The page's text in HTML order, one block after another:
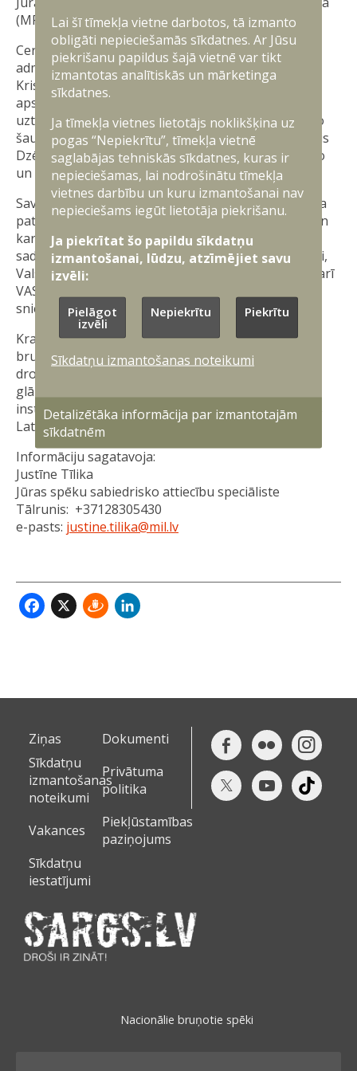
(MRCC) priekšnieka pienākumus.
Ceremonijas laikā Jūras spēku komandieris flotiles
admirālis Māris Polencs pateicās komandkapteinim
Kristam Kristlībam par viņa ieguldīto darbu Krasta
apsardzes dienesta attīstībā, profesionalitāti un
uzticību dienestam. Viņš arī uzsvēra, ka nav mazāko
šaubu, ka jaunais priekšnieks komandleitnants Tālis
Dzērve veiksmīgi un ar pārliecību pildīs šo nozīmīgo
un atbildīgo amatu.
Savā uzrunā komandkapteinis Krists Kristlībs izteica
pateicību Krasta apsardzes dienesta komandai - gan
karavīriem, gan civilajiem darbiniekiem, kā arī
sadarbības partneriem, tostarp Valsts robežsardzei,
Valsts ugunsdzēsības un glābšanas dienestam, kā arī
VAS “Latvijas Jūras administrācija” un citiem, kuri
snieguši atbalstu un sekmējuši dienesta darbību.
Krasta apsardzes dienests ir daļa no Nacionālo
bruņoto spēku Jūras spēkiem un nodrošina jūras
drošību, kuģošanas uzraudzību, meklēšanas un
glābšanas operācijas, kā arī sadarbojas ar citām
institūcijām, lai stiprinātu valsts aizsardzības spējas
Latvijas ūdeņos.
Informāciju sagatavoja:
Justīne Tīlika
Jūras spēku sabiedrisko attiecību speciāliste
Tālrunis: +37128305430
e-pasts: justine.tilika@mil.lv
Facebook
X Draugiem
Ziņas
Dokumenti
Sīkdatņu
izmantošanas
noteikumi
Privātuma
politika
Vakances
Piekļūstamības
paziņojums
Sīkdatņu
iestatījumi
Nacionālie bruņotie spēki
Lai šī tīmekļa vietne darbotos, tā izmanto
obligāti nepieciešamās sīkdatnes. Ar Jūsu
piekrišanu papildus šajā vietnē var tikt
izmantotas analītiskās un mārketinga
sīkdatnes.
Ja tīmekļa vietnes lietotājs noklikšķina uz
pogas “Nepiekrītu”, tīmekļa vietnē
saglabājas tehniskās sīkdatnes, kuras ir
nepieciešamas, lai nodrošinātu tīmekļa
vietnes darbību un kuru izmantošanai nav
nepieciešams iegūt lietotāja piekrišanu.
Ja piekrītat šo papildu sīkdatņu
izmantošanai, lūdzu, atzīmējiet savu
izvēli:
Pielāgot
izvēli
Nepiekrītu Piekrītu
Sīkdatņu izmantošanas noteikumi
Detalizētāka informācija par izmantotajām
sīkdatnēm